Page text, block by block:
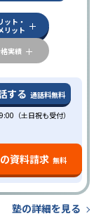
能 不登校生に対
オンライン対応
受講可発達障害
ット・
リット
実績
する 通話料無料
（土日祝も受付）
資料請求 無料
塾の詳細を見る